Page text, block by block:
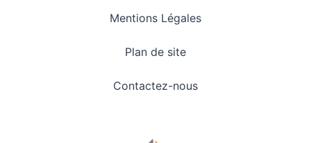
Mentions Légales
Plan de site
Contactez-nous